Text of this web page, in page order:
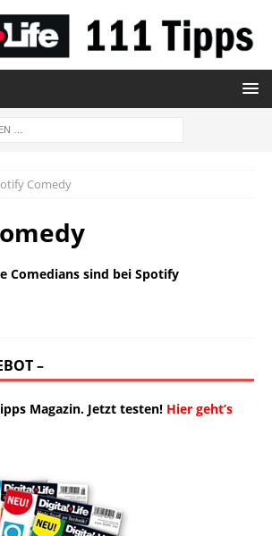
Comedy
Comedians sind bei Spotify
–
Magazin. Jetzt testen! Hier geht’s